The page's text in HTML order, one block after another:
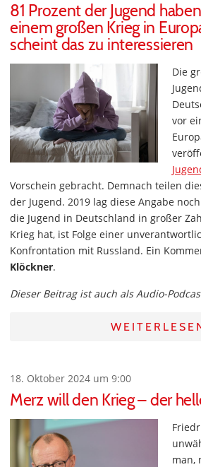
81 Prozent der Jugend
einem großen Krieg in
scheint das zu interessieren
Die
vor
Vorschein gebracht. Demnach teilen
der Jugend. 2019 lag diese Angabe
die Jugend in Deutschland in großer
Krieg hat, ist Folge einer
Konfrontation mit Russland. Ein
Klöckner.
Dieser Beitrag ist auch als Audio-
18. Oktober 2024 um 9:00
Merz will den Krieg – der
man,